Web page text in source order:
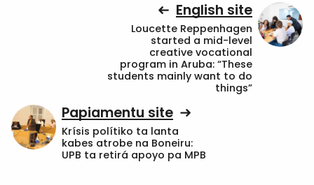
English site
Loucette Reppenhagen
started a mid-level
creative vocational
program in Aruba: “These
students mainly want to do
things”
Papiamentu site
Krísis polítiko ta lanta
kabes atrobe na Boneiru:
UPB ta retirá apoyo pa MPB